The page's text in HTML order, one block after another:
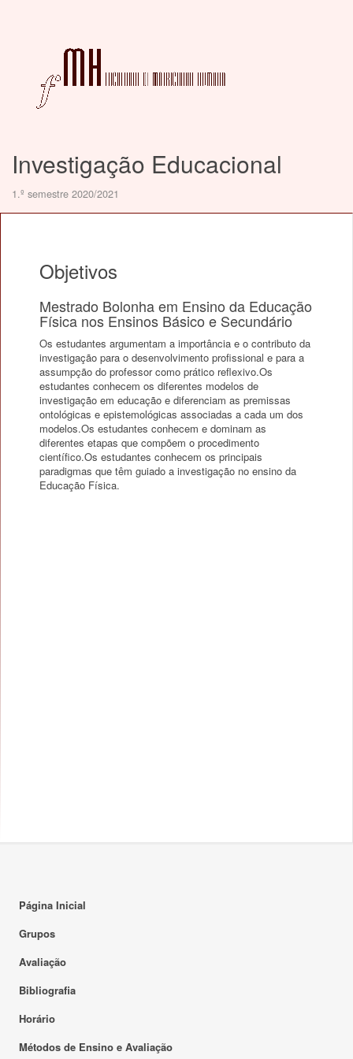
Investigação Educacional
1.º semestre 2020/2021
Objetivos
Mestrado Bolonha em Ensino da Educação
Física nos Ensinos Básico e Secundário
Os estudantes argumentam a importância e o contributo da
investigação para o desenvolvimento profissional e para a
assumpção do professor como prático reflexivo.Os
estudantes conhecem os diferentes modelos de
investigação em educação e diferenciam as premissas
ontológicas e epistemológicas associadas a cada um dos
modelos.Os estudantes conhecem e dominam as
diferentes etapas que compõem o procedimento
científico.Os estudantes conhecem os principais
paradigmas que têm guiado a investigação no ensino da
Educação Física.
Página Inicial
Grupos
Avaliação
Bibliografia
Horário
Métodos de Ensino e Avaliação